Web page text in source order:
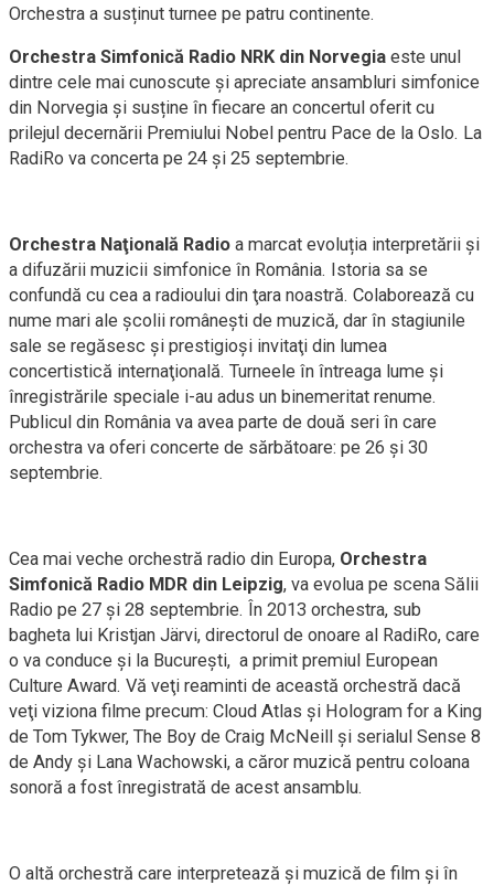
Orchestra a susținut turnee pe patru continente.
Orchestra Simfonică Radio NRK din Norvegia este unul
dintre cele mai cunoscute și apreciate ansambluri simfonice
din Norvegia şi susține în fiecare an concertul oferit cu
prilejul decernării Premiului Nobel pentru Pace de la Oslo. La
RadiRo va concerta pe 24 şi 25 septembrie.
Orchestra Naţională Radio a marcat evoluția interpretării şi
a difuzării muzicii simfonice în România. Istoria sa se
confundă cu cea a radioului din ţara noastră. Colaborează cu
nume mari ale şcolii româneşti de muzică, dar în stagiunile
sale se regăsesc şi prestigioşi invitaţi din lumea
concertistică internaţională. Turneele în întreaga lume şi
înregistrările speciale i-au adus un binemeritat renume.
Publicul din România va avea parte de două seri în care
orchestra va oferi concerte de sărbătoare: pe 26 şi 30
septembrie.
Cea mai veche orchestră radio din Europa, Orchestra
Simfonică Radio MDR din Leipzig, va evolua pe scena Sălii
Radio pe 27 şi 28 septembrie. În 2013 orchestra, sub
bagheta lui Kristjan Järvi, directorul de onoare al RadiRo, care
o va conduce şi la Bucureşti, a primit premiul European
Culture Award. Vă veţi reaminti de această orchestră dacă
veţi viziona filme precum: Cloud Atlas și Hologram for a King
de Tom Tykwer, The Boy de Craig McNeill și serialul Sense 8
de Andy și Lana Wachowski, a căror muzică pentru coloana
sonoră a fost înregistrată de acest ansamblu.
O altă orchestră care interpretează și muzică de film și în